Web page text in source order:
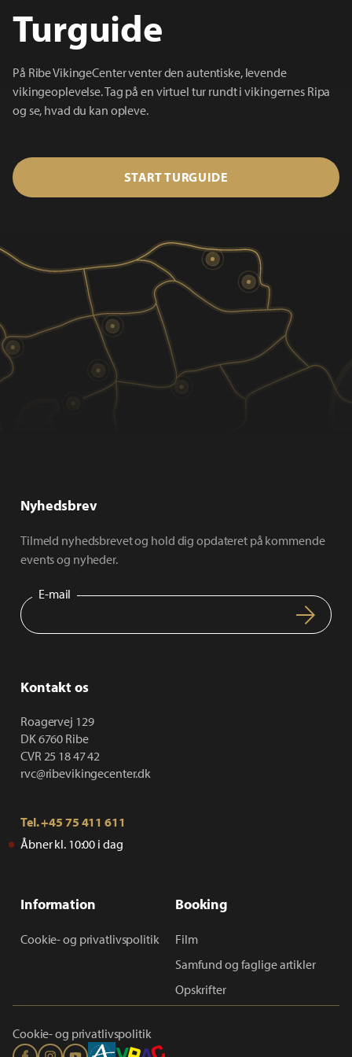
Turguide
På Ribe VikingeCenter venter den autentiske, levende
vikingeoplevelse. Tag på en virtuel tur rundt i vikingernes Ripa
og se, hvad du kan opleve.
START TURGUIDE
Nyhedsbrev
Tilmeld nyhedsbrevet og hold dig opdateret på kommende
events og nyheder.
E-mail
Information
Cookie- og privatlivspolitik
Booking
Film
Samfund og faglige artikler
Opskrifter
Kontakt os
Roagervej 129
DK 6760 Ribe
CVR 25 18 47 42
rvc@ribevikingecenter.dk
Tel.+45 75 411 611
Åbner kl. 10:00 i dag
Cookie- og privatlivspolitik